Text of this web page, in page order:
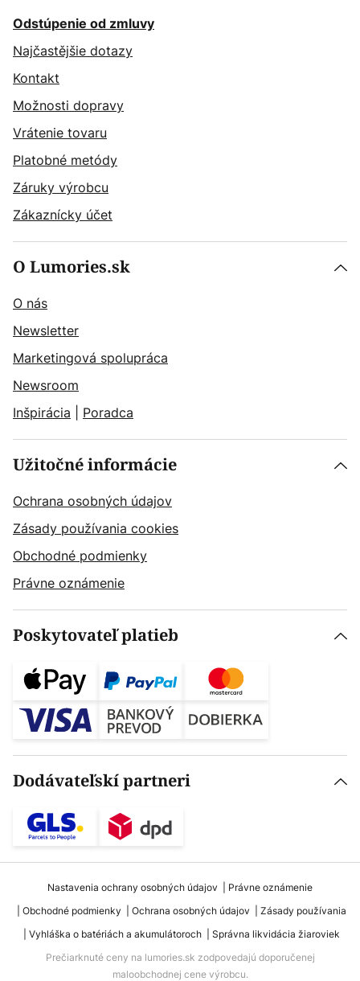
Odstúpenie od zmluvy
Najčastějšie dotazy
Kontakt
Možnosti dopravy
Vrátenie tovaru
Platobné metódy
Záruky výrobcu
Zákaznícky účet
O Lumories.sk
O nás
Newsletter
Marketingová spolupráca
Newsroom
Inšpirácia
Poradca
Užitočné informácie
Ochrana osobných údajov
Zásady používania cookies
Obchodné podmienky
Právne oznámenie
Poskytovateľ platieb
Dodávateľskí partneri
Nastavenia ochrany osobných údajov
Právne oznámenie
Obchodné podmienky
Ochrana osobných údajov
Zásady používania
Vyhláška o batériách a akumulátoroch
Správna likvidácia žiaroviek
Prečiarknuté ceny na lumories.sk zodpovedajú doporučenej
maloobchodnej cene výrobcu.